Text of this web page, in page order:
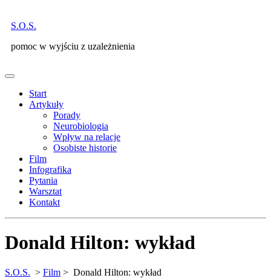
content
S.O.S.
pomoc w wyjściu z uzależnienia
Open
Start
Artykuły
Porady
Neurobiologia
Wpływ na relacje
Osobiste historie
Film
Infografika
Pytania
Warsztat
Kontakt
Close
Donald Hilton: wykład
S.O.S. > Film > Donald Hilton: wykład